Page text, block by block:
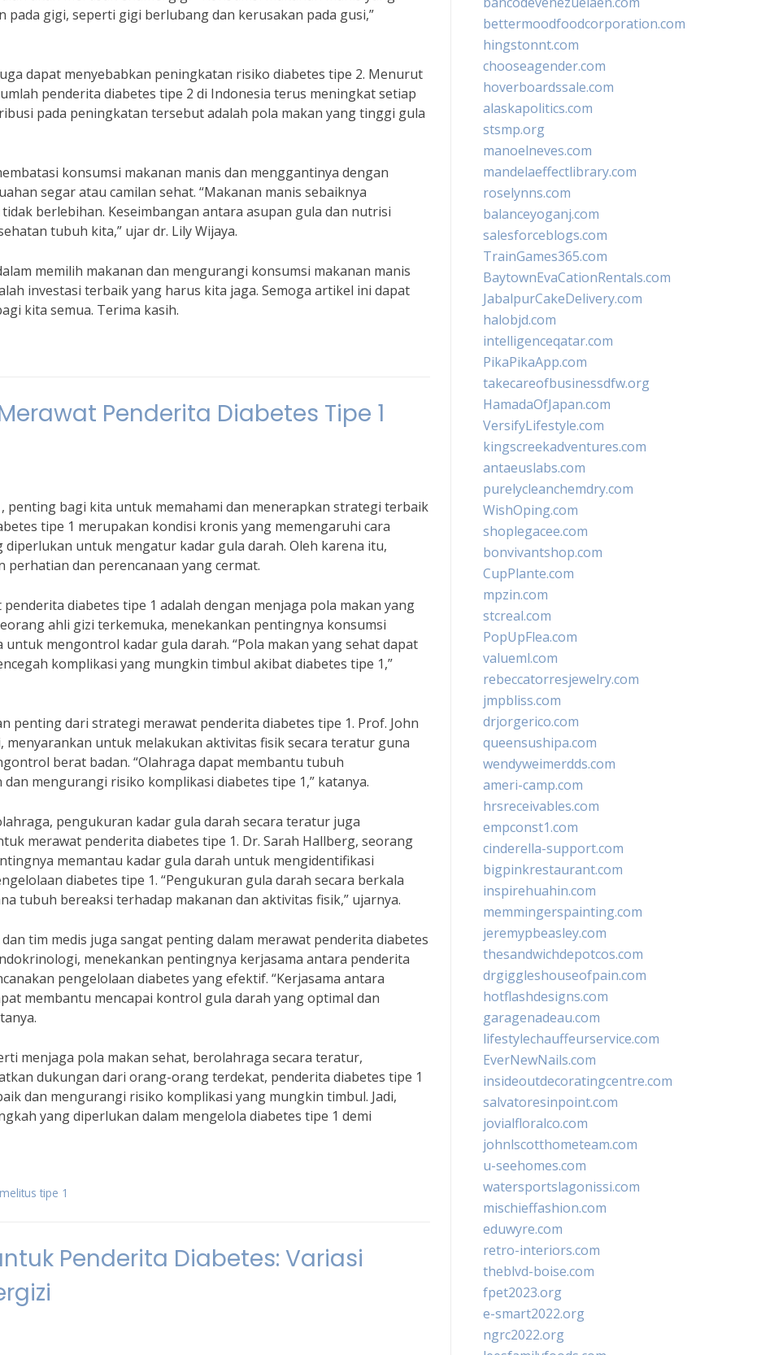
gigi, seperti gigi berlubang dan kerusakan pada gusi,”
dapat menyebabkan peningkatan risiko diabetes tipe 2. Menurut
penderita diabetes tipe 2 di Indonesia terus meningkat setiap
pada peningkatan tersebut adalah pola makan yang tinggi gula
konsumsi makanan manis dan menggantinya dengan
segar atau camilan sehat. “Makanan manis sebaiknya
berlebihan. Keseimbangan antara asupan gula dan nutrisi
tubuh kita,” ujar dr. Lily Wijaya.
memilih makanan dan mengurangi konsumsi makanan manis
investasi terbaik yang harus kita jaga. Semoga artikel ini dapat
kita semua. Terima kasih.
Penderita Diabetes Tipe 1
penting bagi kita untuk memahami dan menerapkan strategi terbaik
tipe 1 merupakan kondisi kronis yang memengaruhi cara
untuk mengatur kadar gula darah. Oleh karena itu,
dan perencanaan yang cermat.
diabetes tipe 1 adalah dengan menjaga pola makan yang
ahli gizi terkemuka, menekankan pentingnya konsumsi
mengontrol kadar gula darah. “Pola makan yang sehat dapat
komplikasi yang mungkin timbul akibat diabetes tipe 1,”
penting dari strategi merawat penderita diabetes tipe 1. Prof. John
menyarankan untuk melakukan aktivitas fisik secara teratur guna
berat badan. “Olahraga dapat membantu tubuh
mengurangi risiko komplikasi diabetes tipe 1,” katanya.
pengukuran kadar gula darah secara teratur juga
merawat penderita diabetes tipe 1. Dr. Sarah Hallberg, seorang
memantau kadar gula darah untuk mengidentifikasi
diabetes tipe 1. “Pengukuran gula darah secara berkala
tubuh bereaksi terhadap makanan dan aktivitas fisik,” ujarnya.
tim medis juga sangat penting dalam merawat penderita diabetes
menekankan pentingnya kerjasama antara penderita
pengelolaan diabetes yang efektif. “Kerjasama antara
membantu mencapai kontrol gula darah yang optimal dan
menjaga pola makan sehat, berolahraga secara teratur,
dukungan dari orang-orang terdekat, penderita diabetes tipe 1
dan mengurangi risiko komplikasi yang mungkin timbul. Jadi,
yang diperlukan dalam mengelola diabetes tipe 1 demi
tipe 1
Penderita Diabetes: Variasi
bettermoodfoodcorporation.com
hingstonnt.com
chooseagender.com
hoverboardssale.com
alaskapolitics.com
stsmp.org
manoelneves.com
mandelaeffectlibrary.com
roselynns.com
balanceyoganj.com
salesforceblogs.com
TrainGames365.com
BaytownEvaCationRentals.com
JabalpurCakeDelivery.com
halobjd.com
intelligenceqatar.com
PikaPikaApp.com
takecareofbusinessdfw.org
HamadaOfJapan.com
VersifyLifestyle.com
kingscreekadventures.com
antaeuslabs.com
purelycleanchemdry.com
WishOping.com
shoplegacee.com
bonvivantshop.com
CupPlante.com
mpzin.com
stcreal.com
PopUpFlea.com
valueml.com
rebeccatorresjewelry.com
jmpbliss.com
drjorgerico.com
queensushipa.com
wendyweimerdds.com
ameri-camp.com
hrsreceivables.com
empconst1.com
cinderella-support.com
bigpinkrestaurant.com
inspirehuahin.com
memmingerspainting.com
jeremypbeasley.com
thesandwichdepotcos.com
drgiggleshouseofpain.com
hotflashdesigns.com
garagenadeau.com
lifestylechauffeurservice.com
EverNewNails.com
insideoutdecoratingcentre.com
salvatoresinpoint.com
jovialfloralco.com
johnlscotthometeam.com
u-seehomes.com
watersportslagonissi.com
mischieffashion.com
eduwyre.com
retro-interiors.com
theblvd-boise.com
fpet2023.org
e-smart2022.org
ngrc2022.org